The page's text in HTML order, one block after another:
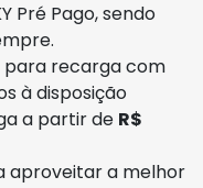
Pré Pago, sendo
para recarga com
à disposição
a partir de R$
aproveitar a melhor